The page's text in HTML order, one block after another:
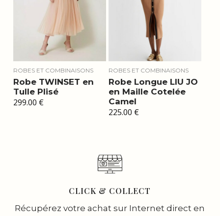
ROBES ET COMBINAISONS
Robe TWINSET en
Tulle Plisé
299.00 €
ROBES ET COMBINAISONS
Robe Longue LIU JO
en Maille Cotelée
Camel
225.00 €
CLICK & COLLECT
Récupérez votre achat sur Internet direct en